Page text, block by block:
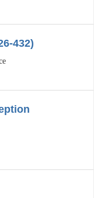
432)